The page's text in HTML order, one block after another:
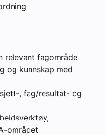
relevant fagområde
og kunnskap med
, fag/resultat- og
området